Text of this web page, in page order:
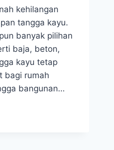
kehilangan
tangga kayu.
banyak pilihan
baja, beton,
kayu tetap
bagi rumah
bangunan…